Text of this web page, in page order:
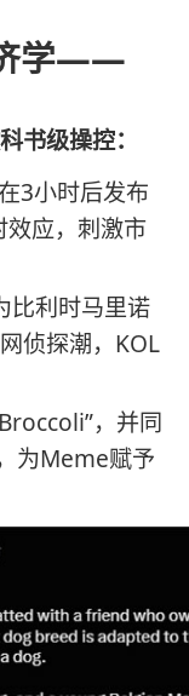
学——
书级操控：
3小时后发布
效应，刺激市
比利时马里诺
侦探潮，KOL
，并同
为Meme赋予